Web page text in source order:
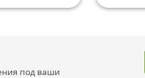
под ваши